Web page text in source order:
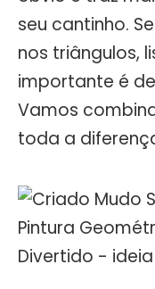
seu cantinho.
nos triângulos,
importante é
Vamos
toda a